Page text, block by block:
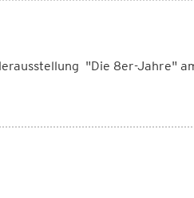
"Die 8er-Jahre"